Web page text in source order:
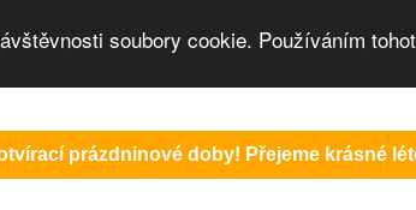
soubory cookie. Používáním
prázdninové doby! Přejeme krásné